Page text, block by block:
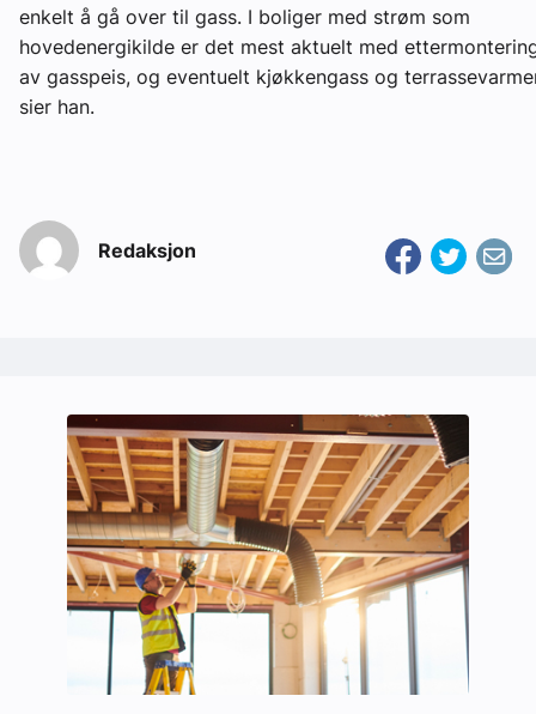
enkelt å gå over til gass. I boliger med strøm som
hovedenergikilde er det mest aktuelt med
av gasspeis, og eventuelt kjøkkengass og
sier han.
Redaksjon